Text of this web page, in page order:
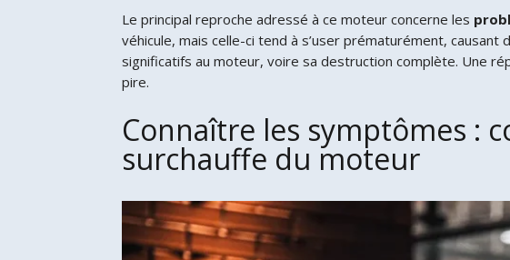
Le principal reproche adressé à ce moteur concerne les
véhicule, mais celle-ci tend à s’user prématurément,
significatifs au moteur, voire sa destruction complète. Une
pire.
Connaître les symptômes :
surchauffe du moteur